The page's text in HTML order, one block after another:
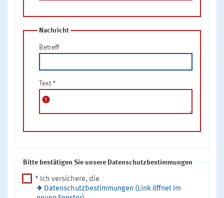
Nachricht
Betreff
Text *
error
Bitte bestätigen Sie unsere Datenschutzbestimmungen
* Ich versichere, die
Datenschutzbestimmungen (Link öffnet im